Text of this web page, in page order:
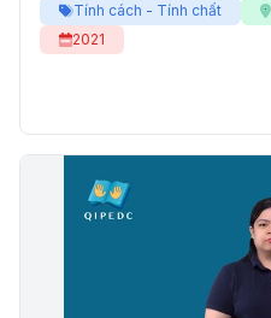
Tính cách - Tính chất
2021